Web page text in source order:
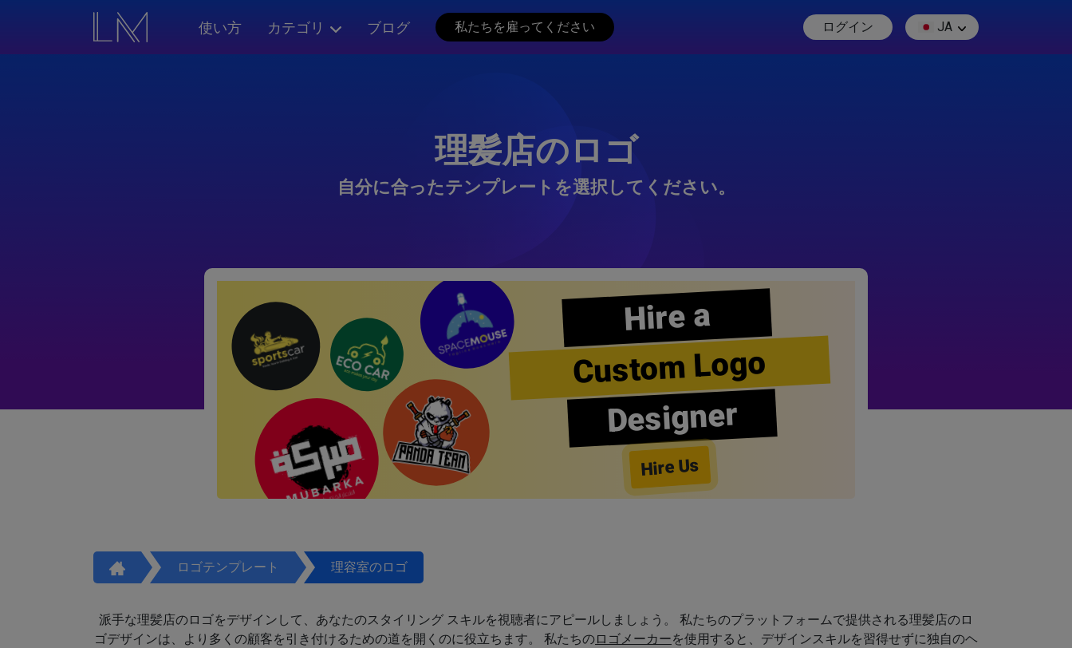
使い方 カテゴリ ブログ 私たちを雇ってください ログイン JA
理髪店のロゴ
自分に合ったテンプレートを選択してください。
Hire a
Custom Logo
Designer
Hire Us
ロゴテンプレート 理容室のロゴ
派手な理髪店のロゴをデザインして、あなたのスタイリング スキルを視聴者にアピールしましょう。 私たちのプラットフォームで提供される理髪店のロ
ゴデザインは、より多くの顧客を引き付けるための道を開くのに役立ちます。 私たちのロゴメーカーを使用すると、デザインスキルを習得せずに独自のヘ